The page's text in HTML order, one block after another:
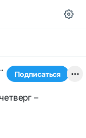
Подписаться
–